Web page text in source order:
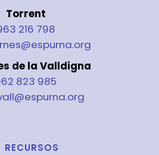
Torrent
216 798
de la Valldigna
823 985
RECURSOS